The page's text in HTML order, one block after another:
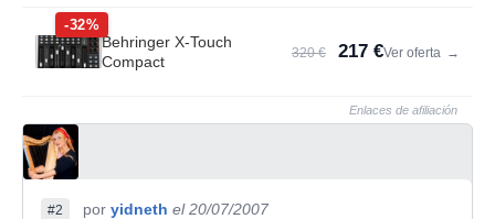
-32%
Behringer X-Touch
Compact
320 € 217 €Ver oferta →
Enlaces de afiliación
#2 por yidneth el 20/07/2007